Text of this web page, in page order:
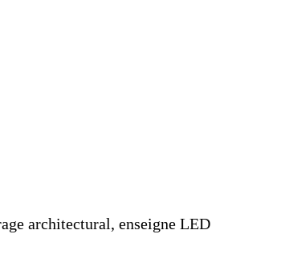
architectural, enseigne LED